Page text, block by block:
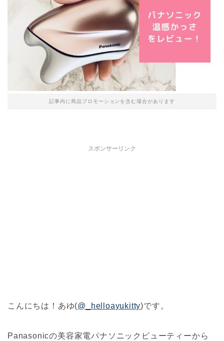
記事内に商品プロモーションを含む場合があります
スポンサーリンク
こんにちは！あゆ(@_helloayukitty)です。
Panasonicの美容家電パナソニックビューティーから